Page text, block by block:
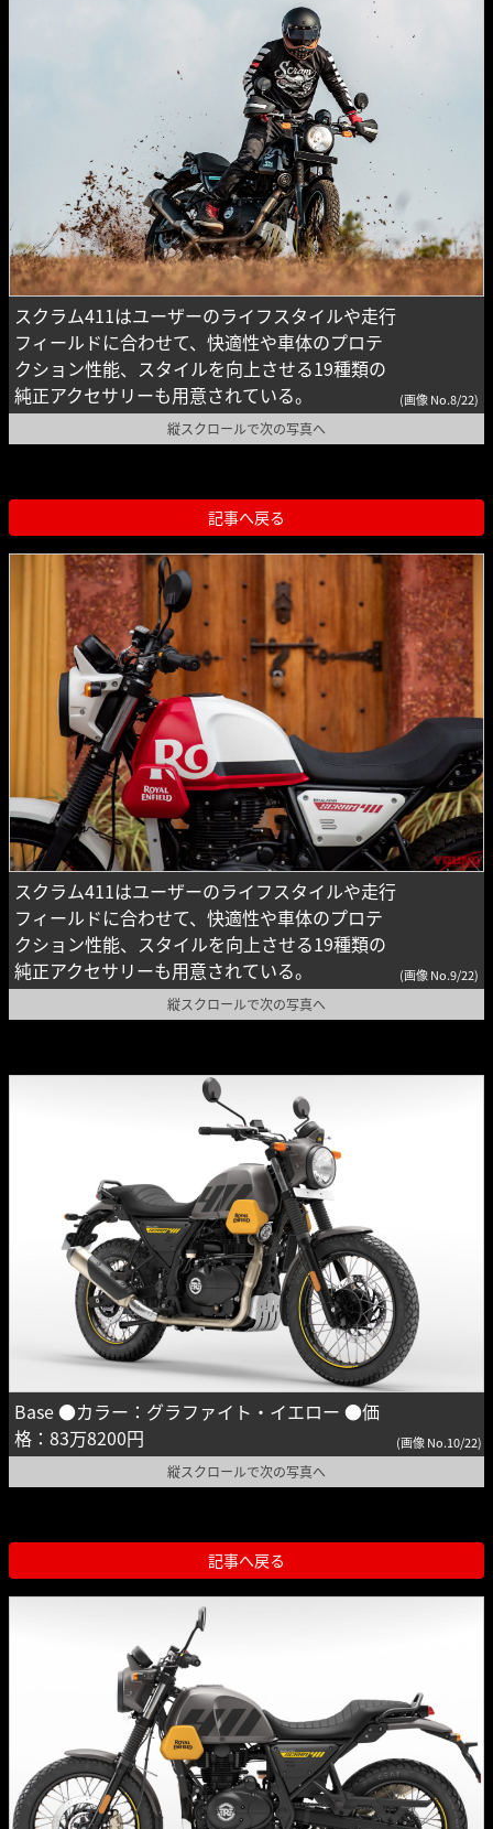
スクラム411はユーザーのライフスタイルや走行
フィールドに合わせて、快適性や車体のプロテ
クション性能、スタイルを向上させる19種類の
純正アクセサリーも用意されている。
(画像 No.8/22)
縦スクロールで次の写真へ
記事へ戻る
スクラム411はユーザーのライフスタイルや走行
フィールドに合わせて、快適性や車体のプロテ
クション性能、スタイルを向上させる19種類の
純正アクセサリーも用意されている。
(画像 No.9/22)
縦スクロールで次の写真へ
Base ●カラー：グラファイト・イエロー ●価
格：83万8200円
(画像 No.10/22)
縦スクロールで次の写真へ
記事へ戻る